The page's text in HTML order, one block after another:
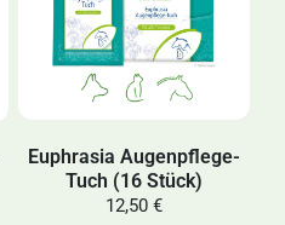
Euphrasia Augenpflege-
Tuch (16 Stück)
12,50 €